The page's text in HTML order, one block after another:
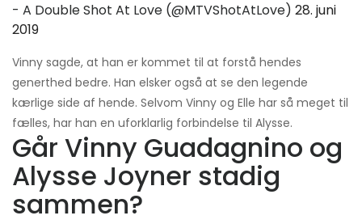
- A Double Shot At Love (@MTVShotAtLove) 28. juni
2019
Vinny sagde, at han er kommet til at forstå hendes
generthed bedre. Han elsker også at se den legende
kærlige side af hende. Selvom Vinny og Elle har så meget til
fælles, har han en uforklarlig forbindelse til Alysse.
Går Vinny Guadagnino og
Alysse Joyner stadig
sammen?